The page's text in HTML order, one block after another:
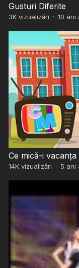
Gusturi Diferite
3Kvizualizări · 10 ani
Ce mică-i vacanța
14Kvizualizări · 5 ani